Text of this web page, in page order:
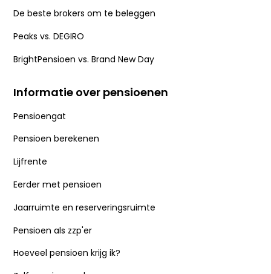
De beste brokers om te beleggen
Peaks vs. DEGIRO
BrightPensioen vs. Brand New Day
Informatie over pensioenen
Pensioengat
Pensioen berekenen
Lijfrente
Eerder met pensioen
Jaarruimte en reserveringsruimte
Pensioen als zzp'er
Hoeveel pensioen krijg ik?